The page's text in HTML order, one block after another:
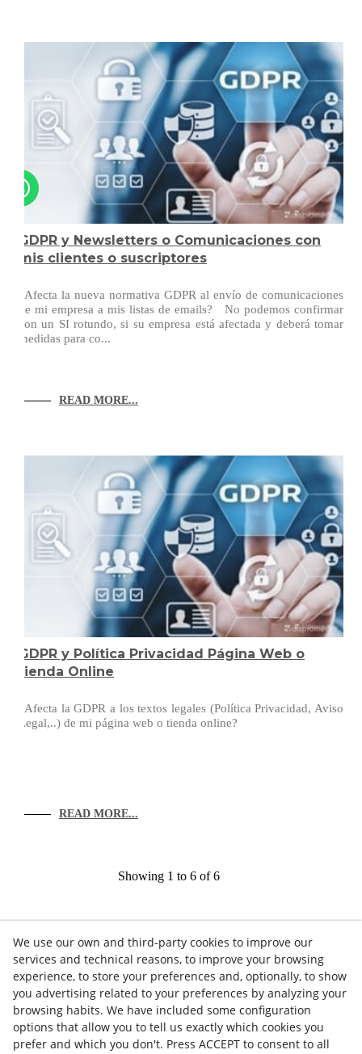
GDPR y Newsletters o Comunicaciones con
mis clientes o suscriptores
¿Afecta la nueva normativa GDPR al envío de comunicaciones
de mi empresa a mis listas de emails? No podemos confirmar
con un SI rotundo, si su empresa está afectada y deberá tomar
medidas para co...
READ MORE...
GDPR y Política Privacidad Página Web o
tienda Online
¿Afecta la GDPR a los textos legales (Política Privacidad, Aviso
Legal,..) de mi página web o tienda online?
READ MORE...
Showing 1 to 6 of 6
Contact
We use our own and third-party cookies to improve our
services and technical reasons, to improve your browsing
experience, to store your preferences and, optionally, to show
you advertising related to your preferences by analyzing your
browsing habits. We have included some configuration
options that allow you to tell us exactly which cookies you
prefer and which you don't. Press ACCEPT to consent to all